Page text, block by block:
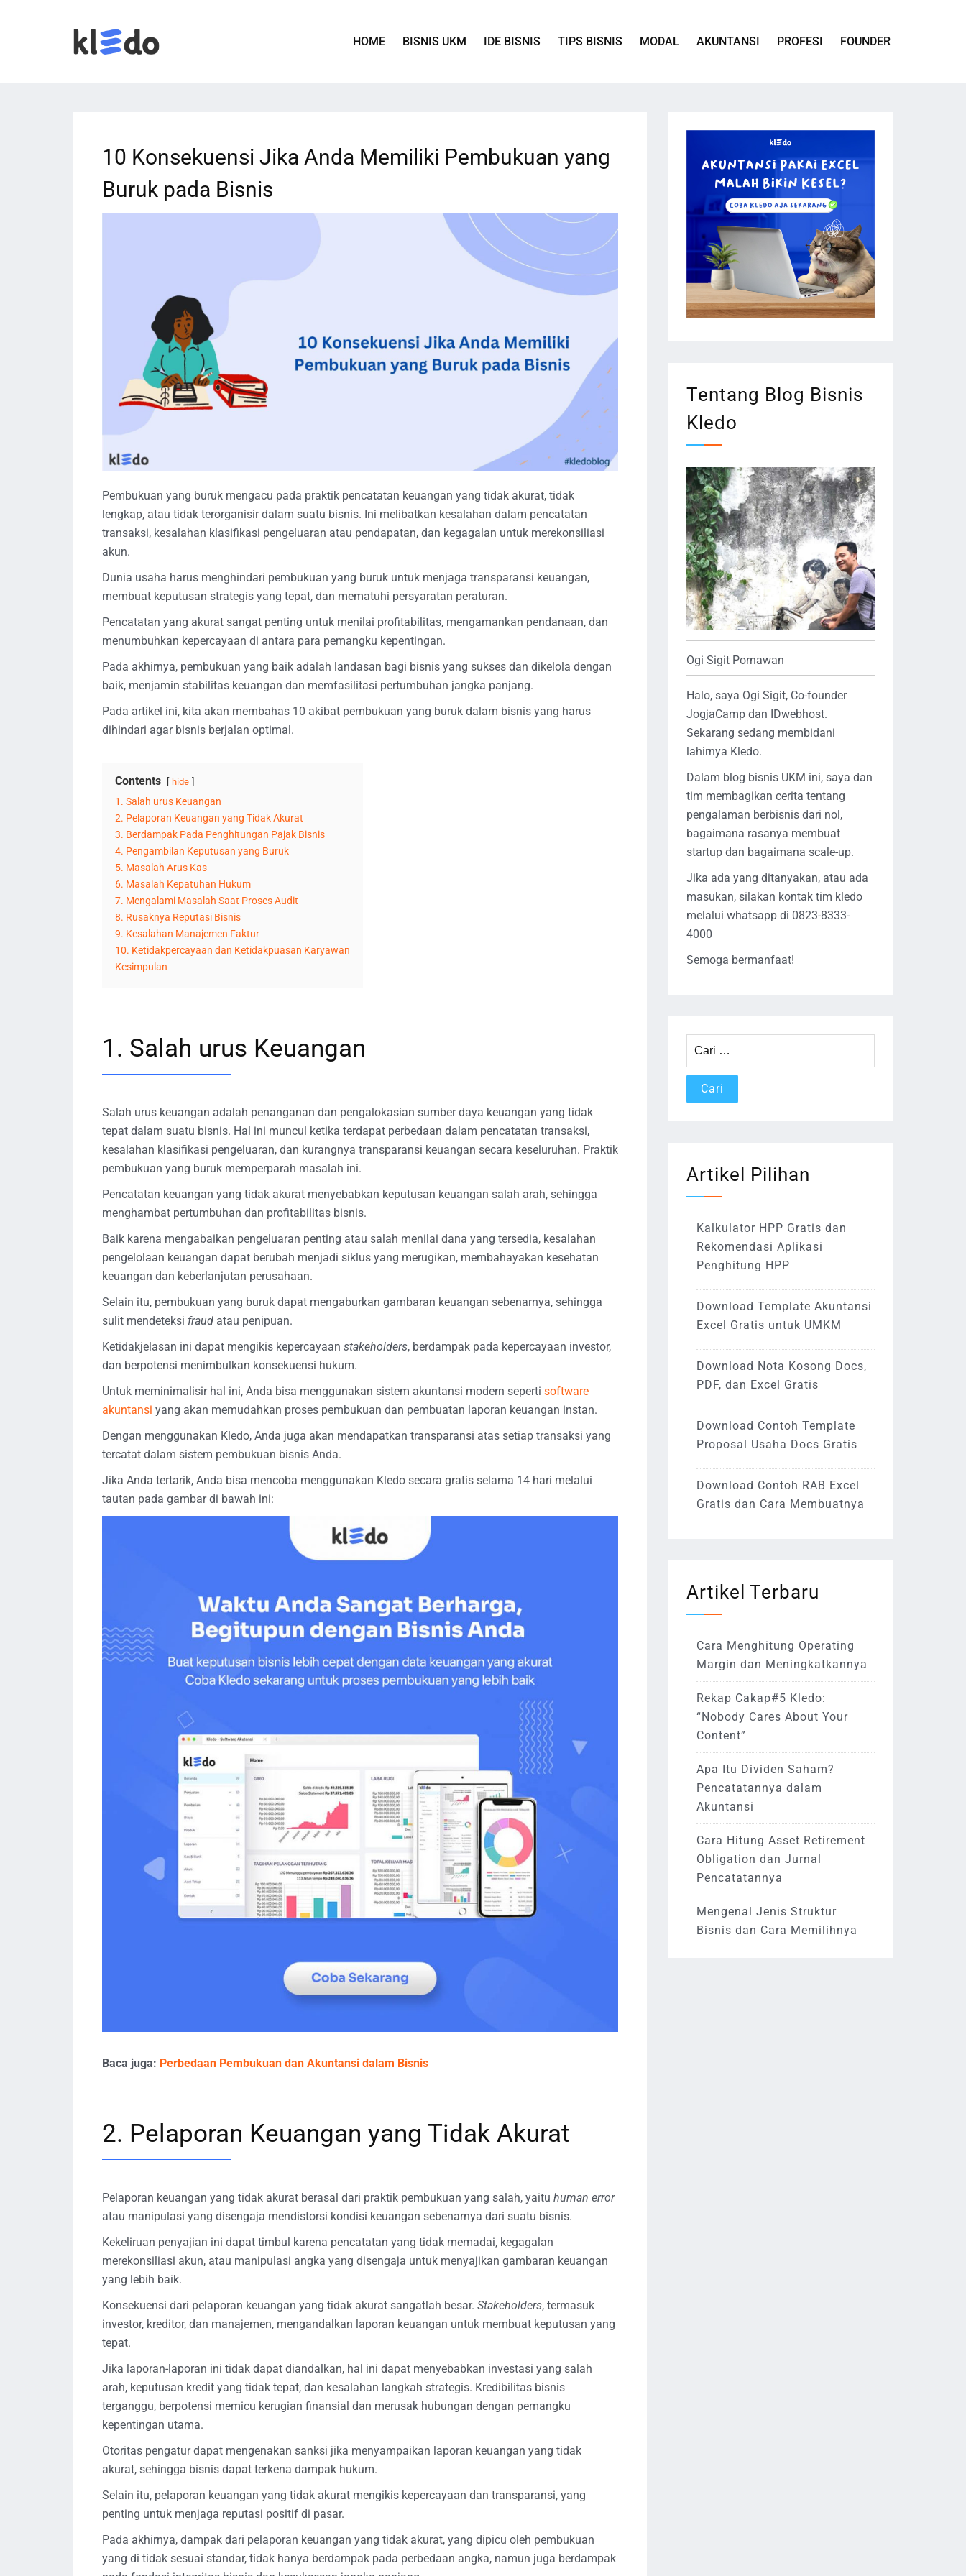
HOME BISNIS UKM IDE BISNIS TIPS BISNIS MODAL AKUNTANSI PROFESI FOUNDER
10 Konsekuensi Jika Anda Memiliki Pembukuan yang
Buruk pada Bisnis
Pembukuan yang buruk mengacu pada praktik pencatatan keuangan yang tidak akurat, tidak
lengkap, atau tidak terorganisir dalam suatu bisnis. Ini melibatkan kesalahan dalam pencatatan
transaksi, kesalahan klasifikasi pengeluaran atau pendapatan, dan kegagalan untuk merekonsiliasi
akun.
Dunia usaha harus menghindari pembukuan yang buruk untuk menjaga transparansi keuangan,
membuat keputusan strategis yang tepat, dan mematuhi persyaratan peraturan.
Pencatatan yang akurat sangat penting untuk menilai profitabilitas, mengamankan pendanaan, dan
menumbuhkan kepercayaan di antara para pemangku kepentingan.
Pada akhirnya, pembukuan yang baik adalah landasan bagi bisnis yang sukses dan dikelola dengan
baik, menjamin stabilitas keuangan dan memfasilitasi pertumbuhan jangka panjang.
Pada artikel ini, kita akan membahas 10 akibat pembukuan yang buruk dalam bisnis yang harus
dihindari agar bisnis berjalan optimal.
Contents hide
1. Salah urus Keuangan
2. Pelaporan Keuangan yang Tidak Akurat
3. Berdampak Pada Penghitungan Pajak Bisnis
4. Pengambilan Keputusan yang Buruk
5. Masalah Arus Kas
6. Masalah Kepatuhan Hukum
7. Mengalami Masalah Saat Proses Audit
8. Rusaknya Reputasi Bisnis
9. Kesalahan Manajemen Faktur
10. Ketidakpercayaan dan Ketidakpuasan Karyawan
Kesimpulan
1. Salah urus Keuangan
Salah urus keuangan adalah penanganan dan pengalokasian sumber daya keuangan yang tidak
tepat dalam suatu bisnis. Hal ini muncul ketika terdapat perbedaan dalam pencatatan transaksi,
kesalahan klasifikasi pengeluaran, dan kurangnya transparansi keuangan secara keseluruhan. Praktik
pembukuan yang buruk memperparah masalah ini.
Pencatatan keuangan yang tidak akurat menyebabkan keputusan keuangan salah arah, sehingga
menghambat pertumbuhan dan profitabilitas bisnis.
Baik karena mengabaikan pengeluaran penting atau salah menilai dana yang tersedia, kesalahan
pengelolaan keuangan dapat berubah menjadi siklus yang merugikan, membahayakan kesehatan
keuangan dan keberlanjutan perusahaan.
Selain itu, pembukuan yang buruk dapat mengaburkan gambaran keuangan sebenarnya, sehingga
sulit mendeteksi fraud atau penipuan.
Ketidakjelasan ini dapat mengikis kepercayaan stakeholders, berdampak pada kepercayaan investor,
dan berpotensi menimbulkan konsekuensi hukum.
Untuk meminimalisir hal ini, Anda bisa menggunakan sistem akuntansi modern seperti software
akuntansi yang akan memudahkan proses pembukuan dan pembuatan laporan keuangan instan.
Dengan menggunakan Kledo, Anda juga akan mendapatkan transparansi atas setiap transaksi yang
tercatat dalam sistem pembukuan bisnis Anda.
Jika Anda tertarik, Anda bisa mencoba menggunakan Kledo secara gratis selama 14 hari melalui
tautan pada gambar di bawah ini:
Baca juga: Perbedaan Pembukuan dan Akuntansi dalam Bisnis
2. Pelaporan Keuangan yang Tidak Akurat
Pelaporan keuangan yang tidak akurat berasal dari praktik pembukuan yang salah, yaitu human error
atau manipulasi yang disengaja mendistorsi kondisi keuangan sebenarnya dari suatu bisnis.
Kekeliruan penyajian ini dapat timbul karena pencatatan yang tidak memadai, kegagalan
merekonsiliasi akun, atau manipulasi angka yang disengaja untuk menyajikan gambaran keuangan
yang lebih baik.
Konsekuensi dari pelaporan keuangan yang tidak akurat sangatlah besar. Stakeholders, termasuk
investor, kreditor, dan manajemen, mengandalkan laporan keuangan untuk membuat keputusan yang
tepat.
Jika laporan-laporan ini tidak dapat diandalkan, hal ini dapat menyebabkan investasi yang salah
arah, keputusan kredit yang tidak tepat, dan kesalahan langkah strategis. Kredibilitas bisnis
terganggu, berpotensi memicu kerugian finansial dan merusak hubungan dengan pemangku
kepentingan utama.
Otoritas pengatur dapat mengenakan sanksi jika menyampaikan laporan keuangan yang tidak
akurat, sehingga bisnis dapat terkena dampak hukum.
Selain itu, pelaporan keuangan yang tidak akurat mengikis kepercayaan dan transparansi, yang
penting untuk menjaga reputasi positif di pasar.
Pada akhirnya, dampak dari pelaporan keuangan yang tidak akurat, yang dipicu oleh pembukuan
yang di tidak sesuai standar, tidak hanya berdampak pada perbedaan angka, namun juga berdampak
Tentang Blog Bisnis
Kledo
Ogi Sigit Pornawan
Halo, saya Ogi Sigit, Co-founder
JogjaCamp dan IDwebhost.
Sekarang sedang membidani
lahirnya Kledo.
Dalam blog bisnis UKM ini, saya dan
tim membagikan cerita tentang
pengalaman berbisnis dari nol,
bagaimana rasanya membuat
startup dan bagaimana scale-up.
Jika ada yang ditanyakan, atau ada
masukan, silakan kontak tim kledo
melalui whatsapp di 0823-8333-
4000
Semoga bermanfaat!
untuk:
Artikel Pilihan
Kalkulator HPP Gratis dan
Rekomendasi Aplikasi
Penghitung HPP
Download Template Akuntansi
Excel Gratis untuk UMKM
Download Nota Kosong Docs,
PDF, dan Excel Gratis
Download Contoh Template
Proposal Usaha Docs Gratis
Download Contoh RAB Excel
Gratis dan Cara Membuatnya
Artikel Terbaru
Cara Menghitung Operating
Margin dan Meningkatkannya
Rekap Cakap#5 Kledo:
“Nobody Cares About Your
Content”
Apa Itu Dividen Saham?
Pencatatannya dalam
Akuntansi
Cara Hitung Asset Retirement
Obligation dan Jurnal
Pencatatannya
Mengenal Jenis Struktur
Bisnis dan Cara Memilihnya